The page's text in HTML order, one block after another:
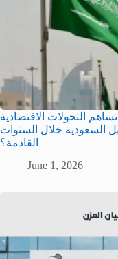
2030 | كيف تساهم التحولات الاقتصادية
السعودية خلال السنوات
القادمة؟
June 1, 2026